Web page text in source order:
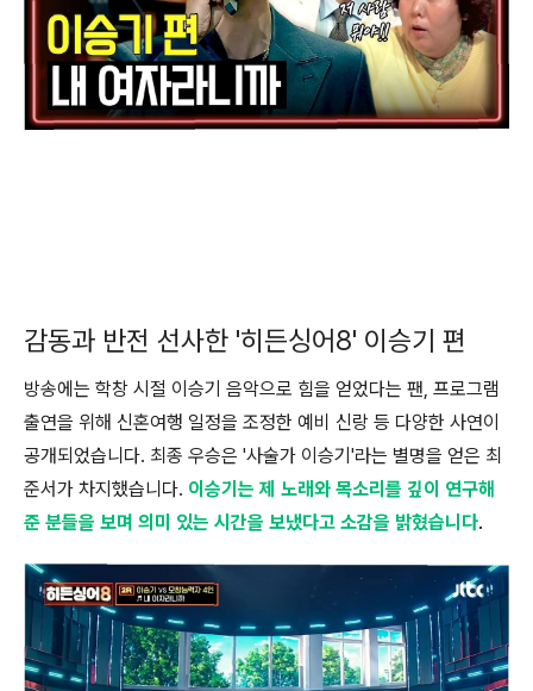
감동과 반전 선사한 '히든싱어8' 이승기 편
방송에는 학창 시절 이승기 음악으로 힘을 얻었다는 팬, 프로그램
출연을 위해 신혼여행 일정을 조정한 예비 신랑 등 다양한 사연이
공개되었습니다. 최종 우승은 '사술가 이승기'라는 별명을 얻은 최
준서가 차지했습니다. 이승기는 제 노래와 목소리를 깊이 연구해
준 분들을 보며 의미 있는 시간을 보냈다고 소감을 밝혔습니다.